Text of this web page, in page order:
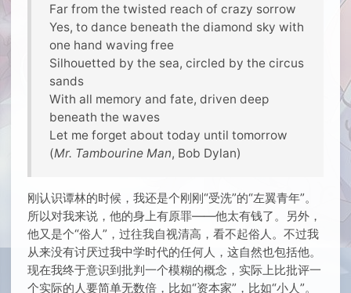
Far from the twisted reach of crazy sorrow
Yes, to dance beneath the diamond sky with
one hand waving free
Silhouetted by the sea, circled by the circus
sands
With all memory and fate, driven deep
beneath the waves
Let me forget about today until tomorrow
(Mr. Tambourine Man, Bob Dylan)
刚认识谭林的时候，我还是个刚刚“受洗”的“左翼青年”。
所以对我来说，他的身上有原罪——他太有钱了。另外，
他又是个“俗人”，过往我自视清高，看不起俗人。不过我
从来没有讨厌过我中学时代的任何人，这自然也包括他。
现在我终于意识到批判一个模糊的概念，实际上比批评一
个实际的人要简单无数倍，比如“资本家”，比如“小人”。